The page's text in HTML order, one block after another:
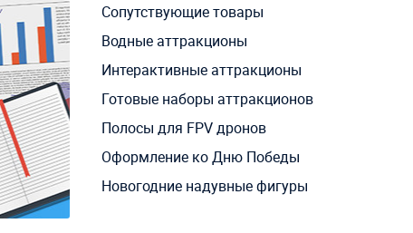
Сопутствующие товары
Водные аттракционы
Интерактивные аттракционы
Готовые наборы аттракционов
Полосы для FPV дронов
Оформление ко Дню Победы
Новогодние надувные фигуры